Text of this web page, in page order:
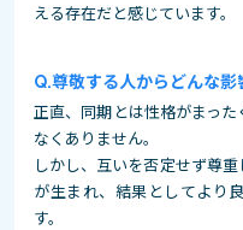
える存在だと感じています。
尊敬する人からどんな影
正直、同期とは性格がまっ
なくありません。
しかし、互いを否定せず尊
が生まれ、結果としてより
す。